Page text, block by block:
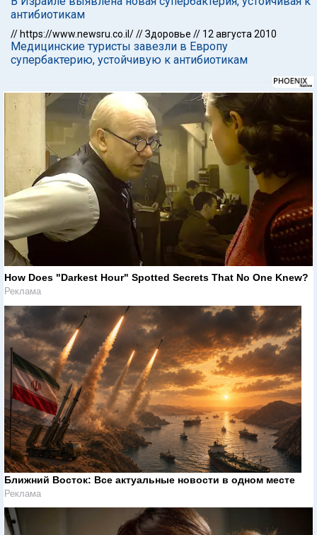
антибиотикам
// https://www.newsru.co.il///Здоровье // 12 августа 2010
Медицинские туристы завезли в Европу
супербактерию, устойчивую к антибиотикам
How Does "Darkest Hour" Spotted Secrets That No One Knew?
Реклама
Ближний Восток: Все актуальные новости в одном месте
Реклама